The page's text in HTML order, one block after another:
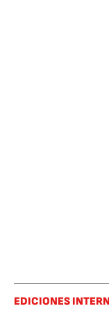
EDICIONES